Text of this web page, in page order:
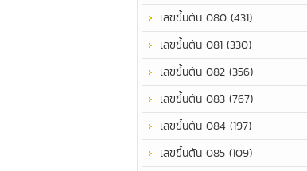
เลขขึ้นต้น 080 (431)
เลขขึ้นต้น 081 (330)
เลขขึ้นต้น 082 (356)
เลขขึ้นต้น 083 (767)
เลขขึ้นต้น 084 (197)
เลขขึ้นต้น 085 (109)